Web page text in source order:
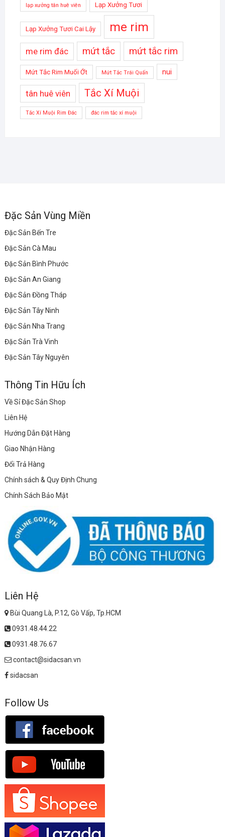
lạp xưởng tân huê viên Lạp Xưởng Tươi
Lạp Xưởng Tươi Cai Lậy me rim
me rim đác mứt tắc mứt tắc rim
Mứt Tắc Rim Muối Ớt Mứt Tắc Trái Quấn nui
tân huê viên Tắc Xí Muội
Tắc Xí Muội Rim Đác đác rim tắc xí muội
Đặc Sản Vùng Miền
Đặc Sản Bến Tre
Đặc Sản Cà Mau
Đặc Sản Bình Phước
Đặc Sản An Giang
Đặc Sản Đồng Tháp
Đặc Sản Tây Ninh
Đặc Sản Nha Trang
Đặc Sản Trà Vinh
Đặc Sản Tây Nguyên
Thông Tin Hữu Ích
Về Sỉ Đặc Sản Shop
Liên Hệ
Hướng Dẫn Đặt Hàng
Giao Nhận Hàng
Đổi Trả Hàng
Chính sách & Quy Định Chung
Chính Sách Bảo Mật
Liên Hệ
Bùi Quang Là, P.12, Gò Vấp, Tp.HCM
0931.48.44.22
0931.48.76.67
contact@sidacsan.vn
sidacsan
Follow Us